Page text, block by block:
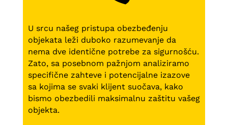
U srcu našeg pristupa obezbeđenju
objekata leži duboko razumevanje da
nema dve identične potrebe za sigurnošću.
Zato, sa posebnom pažnjom analiziramo
specifične zahteve i potencijalne izazove
sa kojima se svaki klijent suočava, kako
bismo obezbedili maksimalnu zaštitu vašeg
objekta.